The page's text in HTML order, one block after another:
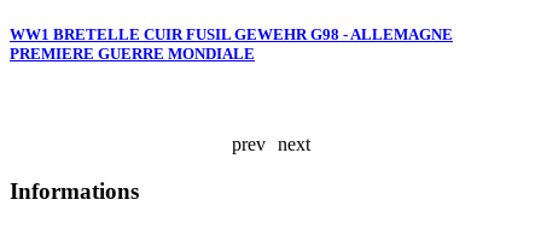
WW1 BRETELLE CUIR FUSIL GEWEHR G98 - ALLEMAGNE
PREMIERE GUERRE MONDIALE
prev
next
Informations